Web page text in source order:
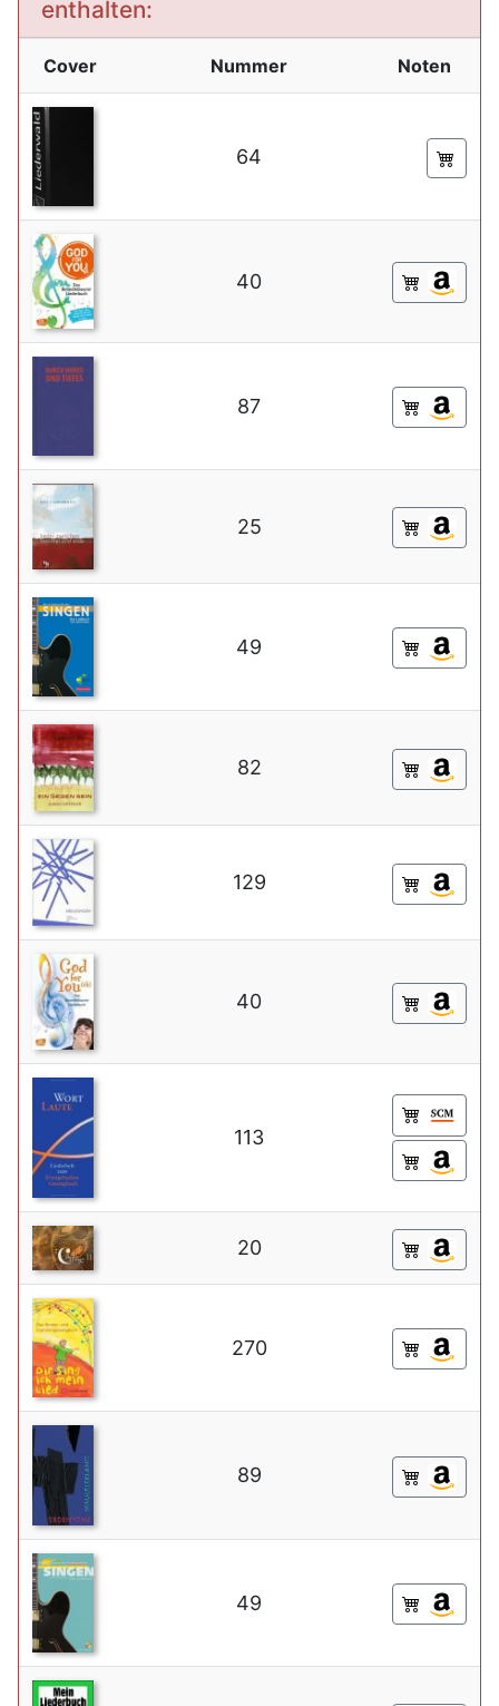
enthalten:
Cover Nummer Noten
64
40
87
25
49
82
129
40
113
20
270
89
49